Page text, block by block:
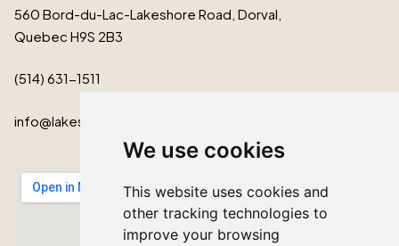
We use cookies
This website uses cookies and
other tracking technologies to
improve your browsing
560 Bord-du-Lac-Lakeshore Road, Dorval,
Quebec H9S 2B3
(514) 631-1511
info@lakeshorecardinal.ca